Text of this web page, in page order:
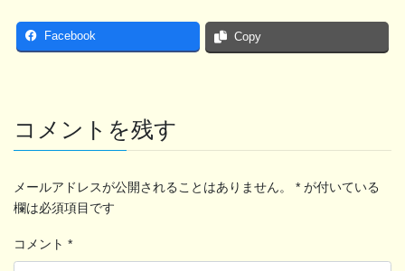
Facebook Copy
コメントを残す
メールアドレスが公開されることはありません。 * が付いている
欄は必須項目です
コメント *